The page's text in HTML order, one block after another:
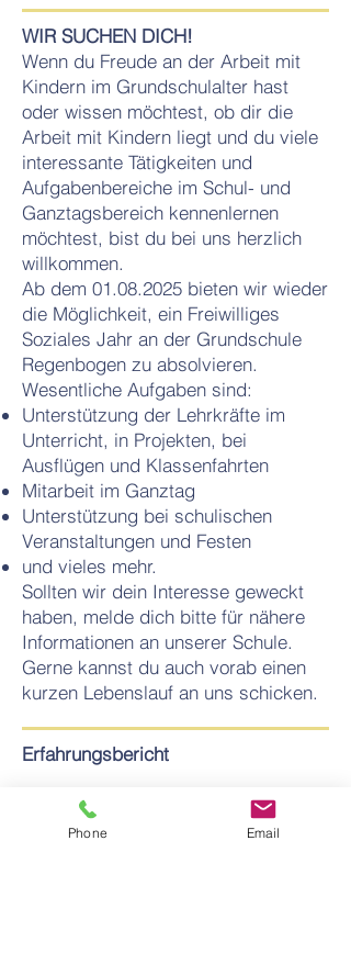
WIR SUCHEN DICH!
Wenn du Freude an der Arbeit mit
Kindern im Grundschulalter hast
oder wissen möchtest, ob dir die
Arbeit mit Kindern liegt und du viele
interessante Tätigkeiten und
Aufgabenbereiche im Schul- und
Ganztagsbereich kennenlernen
möchtest, bist du bei uns herzlich
willkommen.
Ab dem 01.08.2025 bieten wir wieder
die Möglichkeit, ein Freiwilliges
Soziales Jahr an der Grundschule
Regenbogen zu absolvieren.
Wesentliche Aufgaben sind:
Unterstützung der Lehrkräfte im
Unterricht, in Projekten, bei
Ausflügen und Klassenfahrten
Mitarbeit im Ganztag
Unterstützung bei schulischen
Veranstaltungen und Festen
und vieles mehr.
Sollten wir dein Interesse geweckt
haben, melde dich bitte für nähere
Informationen an unserer Schule.
Gerne kannst du auch vorab einen
kurzen Lebenslauf an uns schicken.
Erfahrungsbericht
Mein Anerkennungsjahr an der
Grundschule Regenbogen
Phone Email